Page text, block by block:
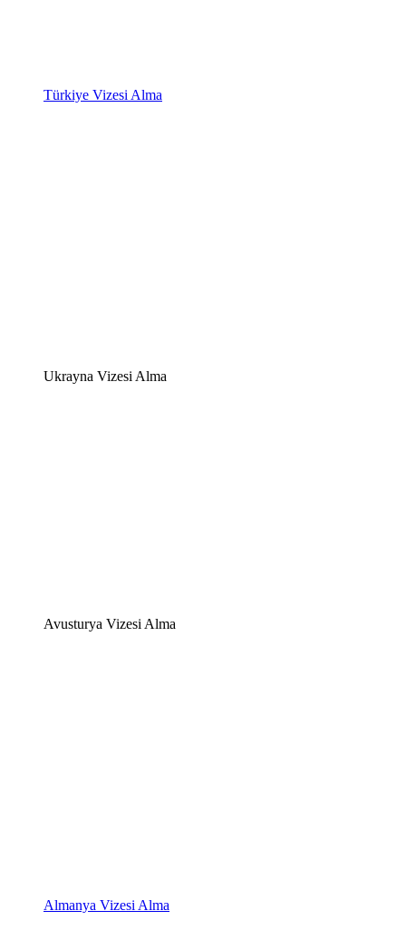
Türkiye Vizesi Alma
Ukrayna Vizesi Alma
Avusturya Vizesi Alma
Almanya Vizesi Alma